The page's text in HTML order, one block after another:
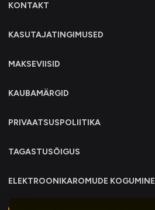
KONTAKT
KASUTAJATINGIMUSED
MAKSEVIISID
KAUBAMÄRGID
PRIVAATSUSPOLIITIKA
TAGASTUSÕIGUS
ELEKTROONIKAROMUDE KOGUMINE